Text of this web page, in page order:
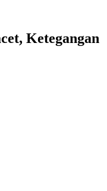
Ketegangan